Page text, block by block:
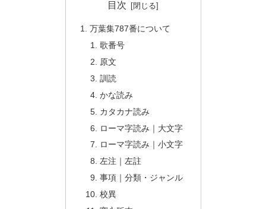
目次
万葉集787番について
歌番号
原文
訓読
かな読み
カタカナ読み
ローマ字読み｜大文字
ローマ字読み｜小文字
左注｜左註
事項｜分類・ジャンル
校異